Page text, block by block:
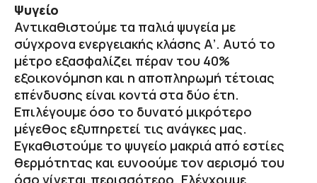
Ψυγείο
Αντικαθιστούμε τα παλιά ψυγεία με
σύγχρονα ενεργειακής κλάσης Α’. Αυτό το
μέτρο εξασφαλίζει πέραν του 40%
εξοικονόμηση και η αποπληρωμή τέτοιας
επένδυσης είναι κοντά στα δύο έτη.
Επιλέγουμε όσο το δυνατό μικρότερο
μέγεθος εξυπηρετεί τις ανάγκες μας.
Εγκαθιστούμε το ψυγείο μακριά από εστίες
θερμότητας και ευνοούμε τον αερισμό του
όσο γίνεται περισσότερο. Ελέγχουμε